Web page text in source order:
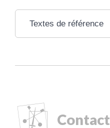
Textes de référence
Contact